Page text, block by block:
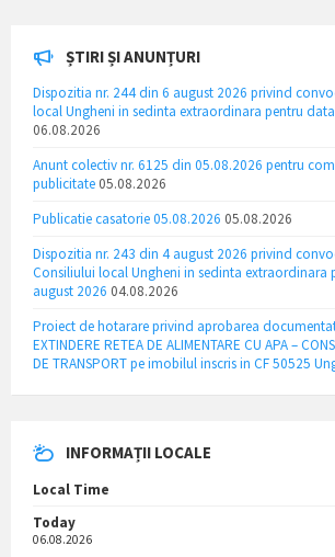
ȘTIRI ȘI ANUNȚURI
Dispozitia nr. 244 din 6 august 2026 privind
local Ungheni in sedinta extraordinara pentru
06.08.2026
Anunt colectiv nr. 6125 din 05.08.2026 pentru
publicitate 05.08.2026
Publicatie casatorie 05.08.2026 05.08.2026
Dispozitia nr. 243 din 4 august 2026 privind
Consiliului local Ungheni in sedinta extraordinara
august 2026 04.08.2026
Proiect de hotarare privind aprobarea
EXTINDERE RETEA DE ALIMENTARE CU APA –
DE TRANSPORT pe imobilul inscris in CF 50525
INFORMAȚII LOCALE
Local Time
Today
06.08.2026